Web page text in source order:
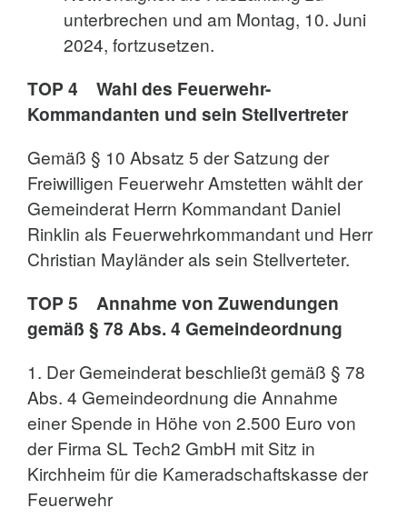
unterbrechen und am Montag, 10. Juni
2024, fortzusetzen.
TOP 4 Wahl des Feuerwehr-
Kommandanten und sein Stellvertreter
Gemäß § 10 Absatz 5 der Satzung der
Freiwilligen Feuerwehr Amstetten wählt der
Gemeinderat Herrn Kommandant Daniel
Rinklin als Feuerwehrkommandant und Herr
Christian Mayländer als sein Stellverteter.
TOP 5 Annahme von Zuwendungen
gemäß § 78 Abs. 4 Gemeindeordnung
1. Der Gemeinderat beschließt gemäß § 78
Abs. 4 Gemeindeordnung die Annahme
einer Spende in Höhe von 2.500 Euro von
der Firma SL Tech2 GmbH mit Sitz in
Kirchheim für die Kameradschaftskasse der
Feuerwehr